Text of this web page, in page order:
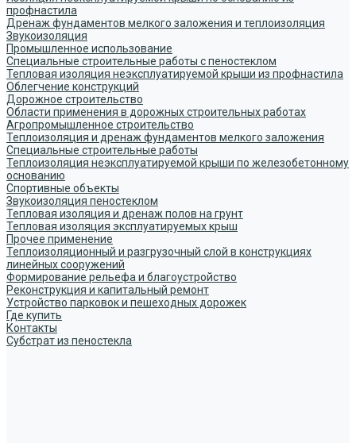
профнастила
Дренаж фундаментов мелкого заложения и теплоизоляция
Звукоизоляция
Промышленное использование
Специальные строительные работы с пеностеклом
Тепловая изоляция неэксплуатируемой крыши из профнастила
Облегчение конструкций
Дорожное строительство
Области применения в дорожных строительных работах
Агропромышленное строительство
Теплоизоляция и дренаж фундаментов мелкого заложения
Специальные строительные работы
Теплоизоляция неэксплуатируемой крыши по железобетонному
основанию
Спортивные объекты
Звукоизоляция пеностеклом
Тепловая изоляция и дренаж полов на грунт
Тепловая изоляция эксплуатируемых крыш
Прочее применение
Теплоизоляционный и разгрузочный слой в конструкциях
линейных сооружений
Формирование рельефа и благоустройство
Реконструкция и капитальный ремонт
Устройство парковок и пешеходных дорожек
Где купить
Контакты
Субстрат из пеностекла